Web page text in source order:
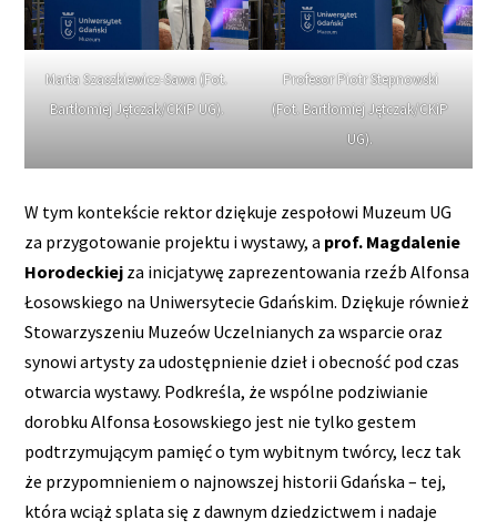
Marta Szaszkiewicz-Sawa (Fot.
Bartłomiej Jętczak/CKiP UG).
Profesor Piotr Stepnowski
(Fot. Bartłomiej Jętczak/CKiP
UG).
W tym kontekście rektor dziękuje zespołowi Muzeum UG
za przygotowanie projektu i wystawy, a prof. Magdalenie
Horodeckiej za inicjatywę zaprezentowania rzeźb Alfonsa
Łosowskiego na Uniwersytecie Gdańskim. Dziękuje również
Stowarzyszeniu Muzeów Uczelnianych za wsparcie oraz
synowi artysty za udostępnienie dzieł i obecność pod czas
otwarcia wystawy. Podkreśla, że wspólne podziwianie
dorobku Alfonsa Łosowskiego jest nie tylko gestem
podtrzymującym pamięć o tym wybitnym twórcy, lecz tak
że przypomnieniem o najnowszej historii Gdańska – tej,
która wciąż splata się z dawnym dziedzictwem i nadaje